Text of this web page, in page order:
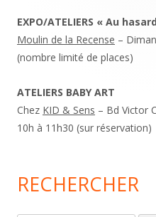
Sidebar
EXPO/ATELIERS « Au
Moulin de la Recense –
(nombre limité de places)
ATELIERS BABY ART
Chez KID & Sens – Bd Victor
10h à 11h30 (sur réservation)
RECHERCHER